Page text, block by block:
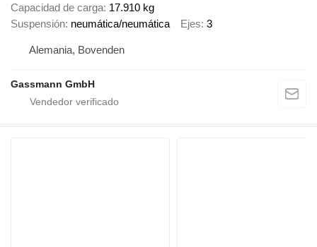
Capacidad de carga 17.910 kg
Suspensión neumática/neumática Ejes 3
Alemania, Bovenden
Gassmann GmbH